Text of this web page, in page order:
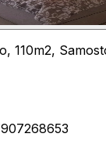
110m2,